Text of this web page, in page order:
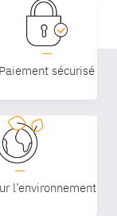
Paiement sécurisé
l’environnement